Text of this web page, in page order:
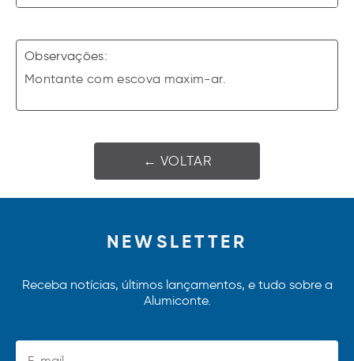
Observações:
Montante com escova maxim-ar.
← VOLTAR
NEWSLETTER
Receba notícias, últimos lançamentos, e tudo sobre a
Alumiconte.